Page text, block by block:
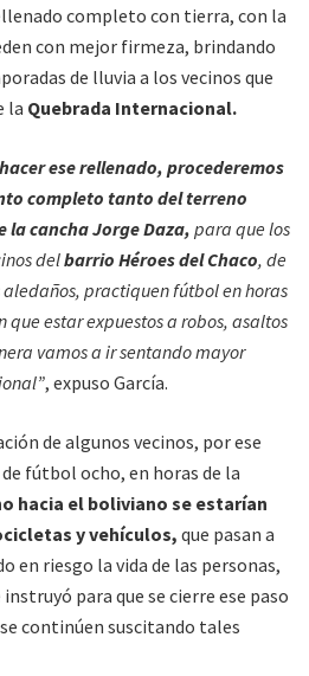
completo con tierra, con la
con mejor firmeza, brindando
de lluvia a los vecinos que
la Quebrada Internacional.
ese rellenado, procederemos
completo tanto del terreno
la cancha Jorge Daza, para que los
delbarrio Héroes del Chaco, de
aledaños, practiquen fútbol en horas
que estar expuestos a robos, asaltos
vamos a ir sentando mayor
, expuso García.
de algunos vecinos, por ese
fútbol ocho, en horas de la
hacia el boliviano se estarían
y vehículos, que pasan a
en riesgo la vida de las personas,
para que se cierre ese paso
continúen suscitando tales